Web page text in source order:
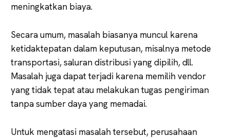
meningkatkan biaya.
Secara umum, masalah biasanya muncul karena
ketidaktepatan dalam keputusan, misalnya metode
transportasi, saluran distribusi yang dipilih, dll.
Masalah juga dapat terjadi karena memilih vendor
yang tidak tepat atau melakukan tugas pengiriman
tanpa sumber daya yang memadai.
Untuk mengatasi masalah tersebut, perusahaan